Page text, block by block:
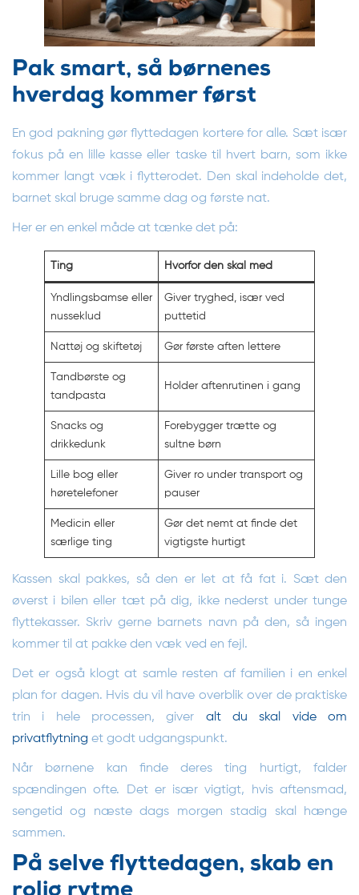
Pak smart, så børnenes
hverdag kommer først
En god pakning gør flyttedagen kortere for alle. Sæt især
fokus på en lille kasse eller taske til hvert barn, som ikke
kommer langt væk i flytterodet. Den skal indeholde det,
barnet skal bruge samme dag og første nat.
Her er en enkel måde at tænke det på:
Ting Hvorfor den skal med
Yndlingsbamse eller
nusseklud
Giver tryghed, især ved
puttetid
Nattøj og skiftetøj Gør første aften lettere
Tandbørste og
tandpasta
Holder aftenrutinen i gang
Snacks og
drikkedunk
Forebygger trætte og
sultne børn
Lille bog eller
høretelefoner
Giver ro under transport og
pauser
Medicin eller
særlige ting
Gør det nemt at finde det
vigtigste hurtigt
Kassen skal pakkes, så den er let at få fat i. Sæt den
øverst i bilen eller tæt på dig, ikke nederst under tunge
flyttekasser. Skriv gerne barnets navn på den, så ingen
kommer til at pakke den væk ved en fejl.
Det er også klogt at samle resten af familien i en enkel
plan for dagen. Hvis du vil have overblik over de praktiske
trin i hele processen, giver alt du skal vide om
privatflytning et godt udgangspunkt.
Når børnene kan finde deres ting hurtigt, falder
spændingen ofte. Det er især vigtigt, hvis aftensmad,
sengetid og næste dags morgen stadig skal hænge
sammen.
På selve flyttedagen, skab en